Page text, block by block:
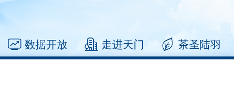
数据开放 走进天门 茶圣陆羽